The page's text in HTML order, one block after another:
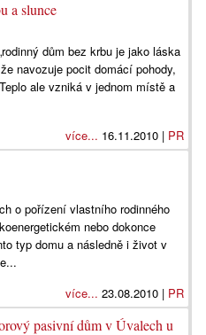
a slunce
dům bez krbu je jako láska
navozuje pocit domácí pohody,
ale vzniká v jednom místě a
více... 16.11.2010 | PR
o pořízení vlastního rodinného
nebo dokonce
typ domu a následně i život v
více... 23.08.2010 | PR
pasivní dům v Úvalech u